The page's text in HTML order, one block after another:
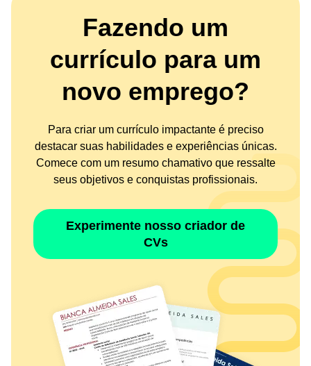
Fazendo um
currículo para um
novo emprego?
Para criar um currículo impactante é preciso
destacar suas habilidades e experiências únicas.
Comece com um resumo chamativo que ressalte
seus objetivos e conquistas profissionais.
Experimente nosso criador de
CVs